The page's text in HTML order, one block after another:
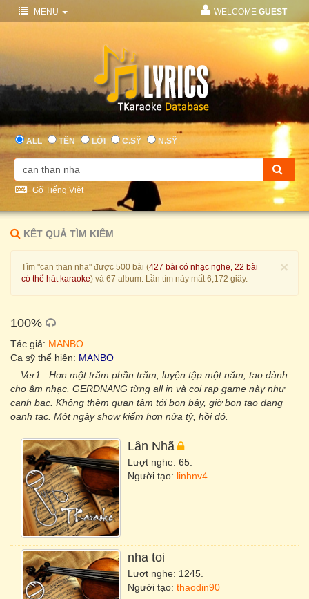
MENU WELCOME GUEST
ALL TÊN LỜI C.SỸ N.SỸ
Gõ Tiếng Việt
KẾT QUẢ TÌM KIẾM
×
Tìm "can than nha" được 500 bài (427 bài có nhạc nghe, 22 bài
có thể hát karaoke) và 67 album. Lần tìm này mất 6,172 giây.
​100%
Tác giả: MANBO
Ca sỹ thể hiện: MANBO
Ver1:. Hơn một trăm phần trăm, luyện tập một năm, tao dành
cho âm nhạc. GERDNANG từng all in và coi rap game này như
canh bạc. Không thèm quan tâm tới bọn bây, giờ bọn tao đang
oanh tạc. Một ngày show kiếm hơn nửa tỷ, hồi đó.
Lân Nhã
Lượt nghe: 65.
Người tạo: linhnv4
nha toi
Lượt nghe: 1245.
Người tạo: thaodin90